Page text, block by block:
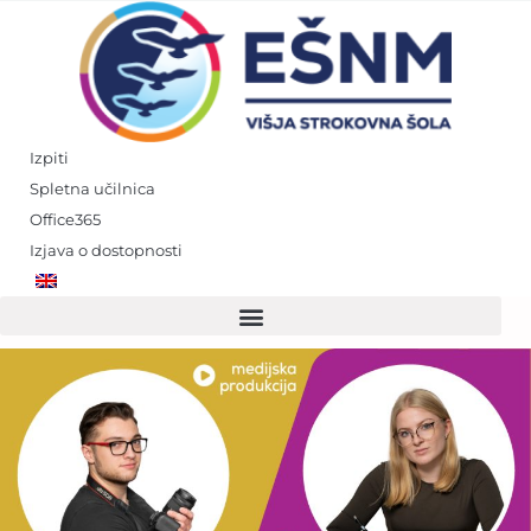
Izpiti
Spletna učilnica
Office365
Izjava o dostopnosti